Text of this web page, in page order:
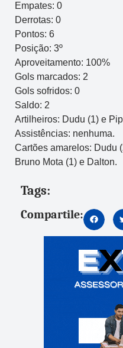
Empates: 0
Derrotas: 0
Pontos: 6
Posição: 3º
Aproveitamento: 100%
Gols marcados: 2
Gols sofridos: 0
Saldo: 2
Artilheiros: Dudu (1) e
Assistências: nenhuma.
Cartões amarelos: Dudu
Bruno Mota (1) e Dalton.
Tags:
Compartile: